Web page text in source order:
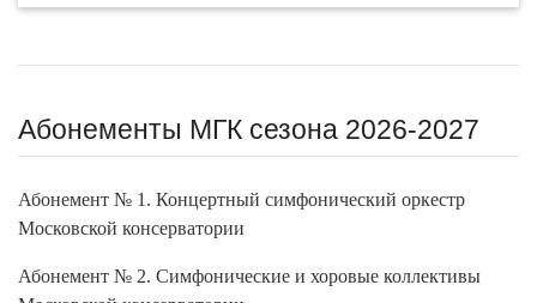
Абонементы МГК сезона 2026-2027
Абонемент № 1. Концертный симфонический оркестр
Московской консерватории
Абонемент № 2. Симфонические и хоровые коллективы